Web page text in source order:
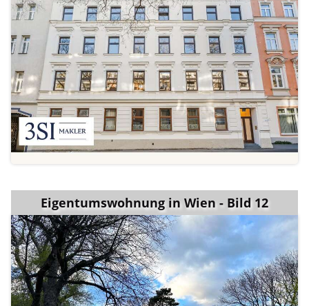
Eigentumswohnung in Wien - Bild 12